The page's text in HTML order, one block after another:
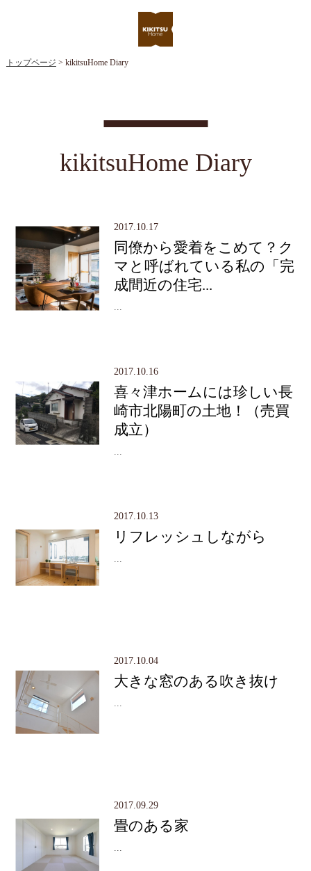
トップページ > kikitsuHome Diary
kikitsuHome Diary
2017.10.17
同僚から愛着をこめて？ク
マと呼ばれている私の「完
成間近の住宅...
2017.10.16
喜々津ホームには珍しい長
崎市北陽町の土地！（売買
成立）
2017.10.13
リフレッシュしながら
2017.10.04
大きな窓のある吹き抜け
2017.09.29
畳のある家